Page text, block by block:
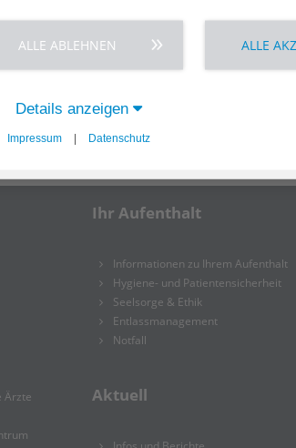
nach
Falls Sie gesetzlich versichert
verfügen, begleichen Sie die
Die mit dem Verband der
Ärzte
Ihr Aufenthalt
Informationen zu Ihrem Aufenthalt
Hygiene- und Patientensicherheit
Seelsorge & Ethik
Entlassmanagement
Notfall
Aktuell
ALLE ABLEHNEN ALLE
Details anzeigen
Impressum | Datenschutz